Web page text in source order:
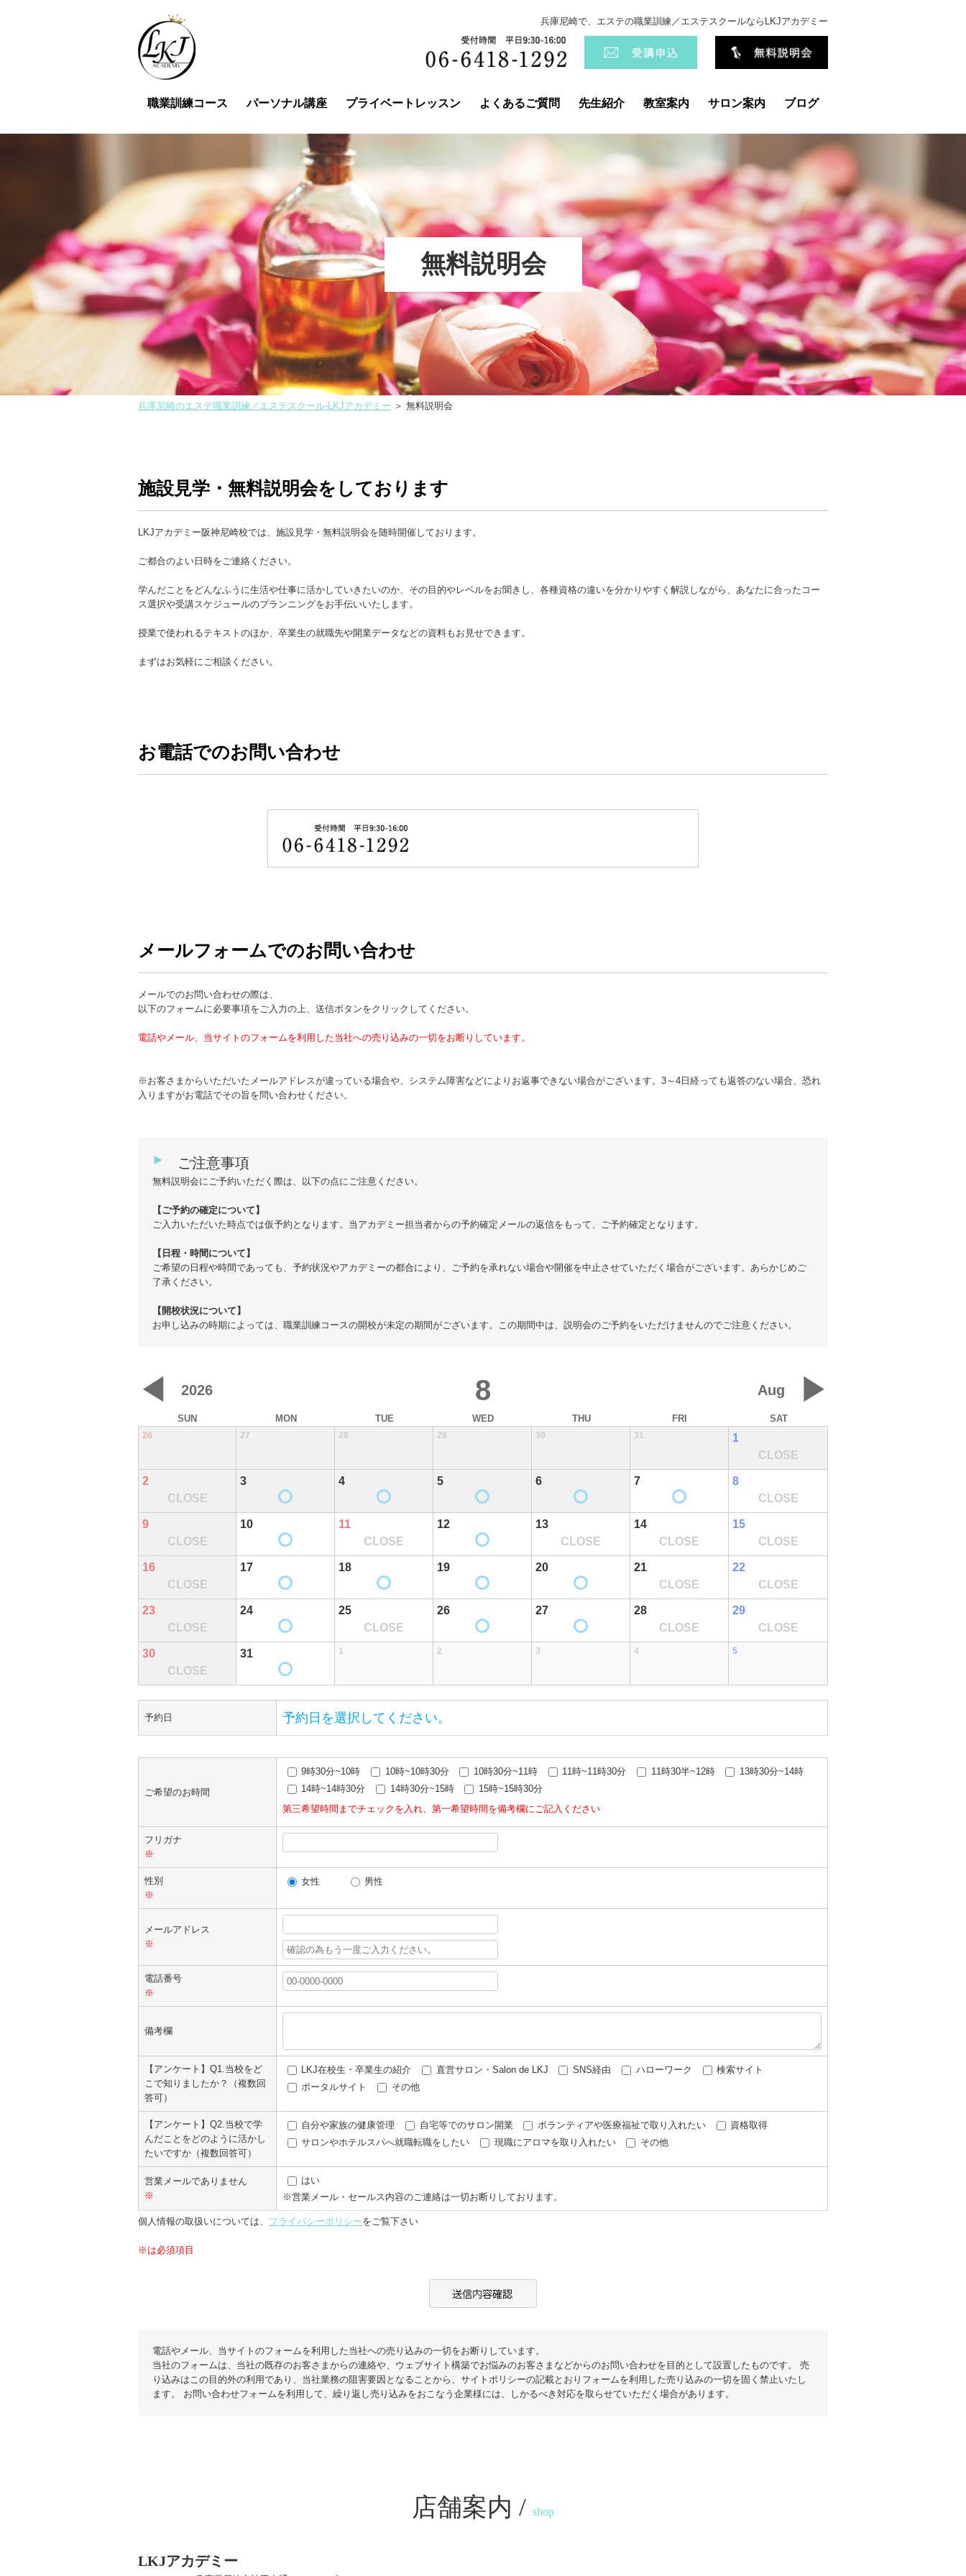
兵庫尼崎で、エステの職業訓練／エステスクールならLKJアカデミー
職業訓練コース パーソナル講座 プライベートレッスン よくあるご質問 先生紹介 教室案内 サロン案内 ブログ
無料説明会
兵庫尼崎のエステ職業訓練／エステスクール-LKJアカデミー ＞ 無料説明会
施設見学・無料説明会をしております
LKJアカデミー阪神尼崎校では、施設見学・無料説明会を随時開催しております。
ご都合のよい日時をご連絡ください。
学んだことをどんなふうに生活や仕事に活かしていきたいのか、その目的やレベルをお聞きし、各種資格の違いを分かりやすく解説しながら、あなたに合ったコー
ス選択や受講スケジュールのプランニングをお手伝いいたします。
授業で使われるテキストのほか、卒業生の就職先や開業データなどの資料もお見せできます。
まずはお気軽にご相談ください。
お電話でのお問い合わせ
メールフォームでのお問い合わせ
メールでのお問い合わせの際は、
以下のフォームに必要事項をご入力の上、送信ボタンをクリックしてください。
電話やメール、当サイトのフォームを利用した当社への売り込みの一切をお断りしています。
※お客さまからいただいたメールアドレスが違っている場合や、システム障害などによりお返事できない場合がございます。3～4日経っても返答のない場合、恐れ
入りますがお電話でその旨を問い合わせください。
ご注意事項
無料説明会にご予約いただく際は、以下の点にご注意ください。
【ご予約の確定について】
ご入力いただいた時点では仮予約となります。当アカデミー担当者からの予約確定メールの返信をもって、ご予約確定となります。
【日程・時間について】
ご希望の日程や時間であっても、予約状況やアカデミーの都合により、ご予約を承れない場合や開催を中止させていただく場合がございます。あらかじめご
了承ください。
【開校状況について】
お申し込みの時期によっては、職業訓練コースの開校が未定の期間がございます。この期間中は、説明会のご予約をいただけませんのでご注意ください。
◀ 2026 8 Aug ▶
SUN MON TUE WED THU FRI SAT
26 27 28 29 30 31
1
CLOSE
2
CLOSE
3 4 5 6 7
8
CLOSE
9
CLOSE
10
11
CLOSE
12
13
CLOSE
14
CLOSE
15
CLOSE
16
CLOSE
17 18 19 20
21
CLOSE
22
CLOSE
23
CLOSE
24
25
CLOSE
26 27
28
CLOSE
29
CLOSE
30
CLOSE
31 1 2 3 4 5
予約日 予約日を選択してください。
ご希望のお時間
9時30分~10時 10時~10時30分 10時30分~11時 11時~11時30分 11時30半~12時
13時30分~14時
14時~14時30分
14時30分~15時
15時~15時30分
第三希望時間までチェックを入れ、第一希望時間を備考欄にご記入ください
フリガナ
※
性別
※
女性 男性
メールアドレス
※
電話番号
※
備考欄
【アンケート】Q1.当校をど
こで知りましたか？（複数回
答可）
LKJ在校生・卒業生の紹介 直営サロン・Salon de LKJ SNS経由 ハローワーク
検索サイト
ポータルサイト
その他
【アンケート】Q2.当校で学
んだことをどのように活かし
たいですか（複数回答可）
自分や家族の健康管理 自宅等でのサロン開業 ボランティアや医療福祉で取り入れたい
資格取得
サロンやホテルスパへ就職転職をしたい
現職にアロマを取り入れたい その他
営業メールでありません
※
はい
※営業メール・セールス内容のご連絡は一切お断りしております。
個人情報の取扱いについては、 プライバシーポリシーをご覧下さい
※は必須項目
電話やメール、当サイトのフォームを利用した当社への売り込みの一切をお断りしています。
当社のフォームは、当社の既存のお客さまからの連絡や、ウェブサイト構築でお悩みのお客さまなどからのお問い合わせを目的として設置したものです。 売
り込みはこの目的外の利用であり、当社業務の阻害要因となることから、サイトポリシーの記載とおりフォームを利用した売り込みの一切を固く禁止いたし
ます。 お問い合わせフォームを利用して、繰り返し売り込みをおこなう企業様には、しかるべき対応を取らせていただく場合があります。
店舗案内 / shop
LKJアカデミー